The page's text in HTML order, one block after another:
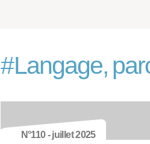
#Langage,
N°110 - juillet 2025